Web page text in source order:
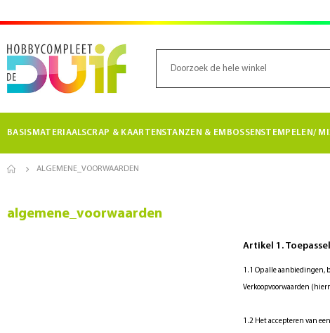
BASISMATERIAALSCRAP & KAARTENSTANZEN & EMBOSSENSTEMPELEN/
ALGEMENE_VOORWAARDEN
algemene_voorwaarden
Artikel 1.
1.1 Op alle aanbiedingen,
Verkoopvoorwaarden
1.2 Het accepteren van